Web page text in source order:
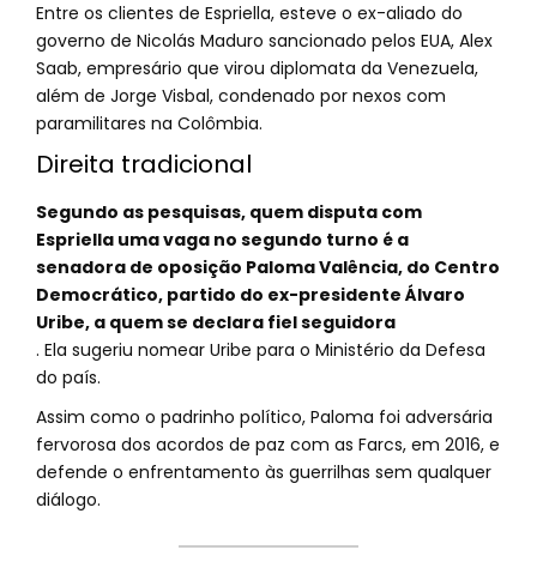
Entre os clientes de Espriella, esteve o ex-aliado do
governo de Nicolás Maduro sancionado pelos EUA, Alex
Saab, empresário que virou diplomata da Venezuela,
além de Jorge Visbal, condenado por nexos com
paramilitares na Colômbia.
Direita tradicional
Segundo as pesquisas, quem disputa com
Espriella uma vaga no segundo turno é a
senadora de oposição Paloma Valência, do Centro
Democrático, partido do ex-presidente Álvaro
Uribe, a quem se declara fiel seguidora
. Ela sugeriu nomear Uribe para o Ministério da Defesa
do país.
Assim como o padrinho político, Paloma foi adversária
fervorosa dos acordos de paz com as Farcs, em 2016, e
defende o enfrentamento às guerrilhas sem qualquer
diálogo.